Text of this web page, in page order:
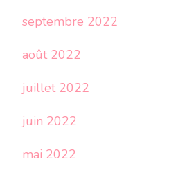
septembre 2022
août 2022
juillet 2022
juin 2022
mai 2022